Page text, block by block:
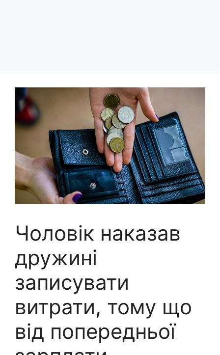
Чоловік наказав
дружині
записувати
витрати, тому що
від попередньої